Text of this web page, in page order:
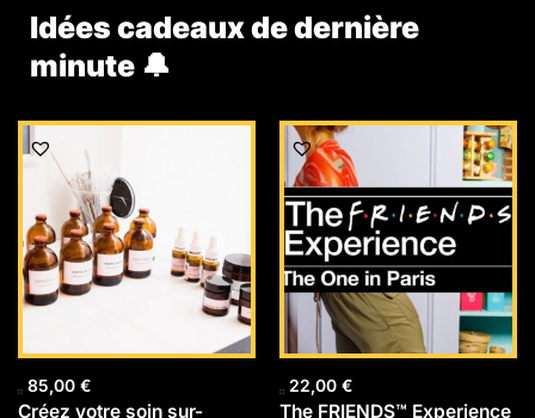
Idées cadeaux de dernière
minute 🔔
85,00 €
Créez votre soin sur-
22,00 €
The FRIENDS™ Experience